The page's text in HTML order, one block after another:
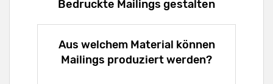
Bedruckte Mailings gestalten
Aus welchem Material können
Mailings produziert werden?